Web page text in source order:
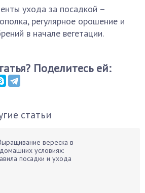
ухода за посадкой –
регулярное орошение и
в начале вегетации.
Поделитесь ей:
статьи